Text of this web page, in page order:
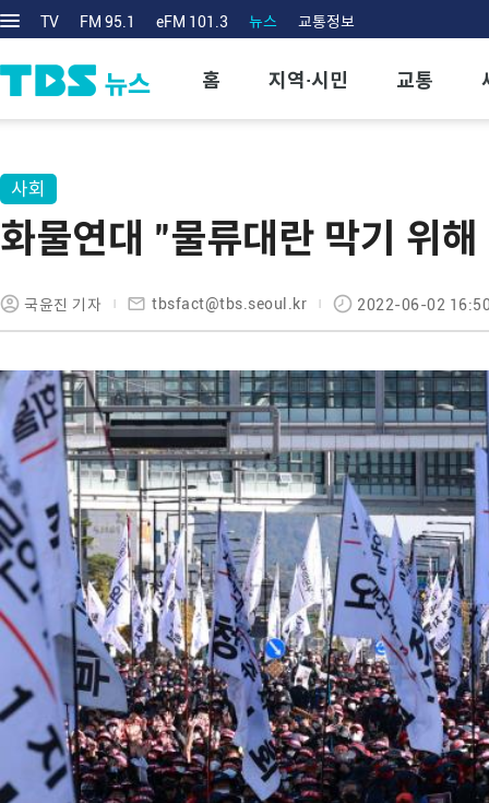
TV FM 95.1 eFM 101.3 뉴스 교통정보
홈 지역·시민 교통
사회
화물연대 "물류대란 막기 위
국윤진 기자 tbsfact@tbs.seoul.kr 2022-06-02